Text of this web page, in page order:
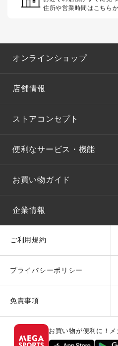
住所や営業時間はこちら
オンラインショップ
店舗情報
ストアコンセプト
便利なサービス・機能
お買い物ガイド
企業情報
ご利用規約
プライバシーポリシー
免責事項
お買い物が便利に！